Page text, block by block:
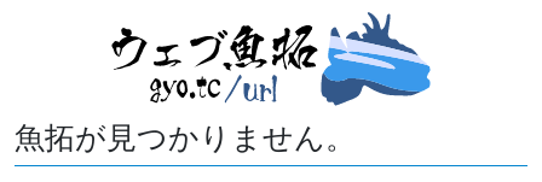
魚拓が見つかりません。